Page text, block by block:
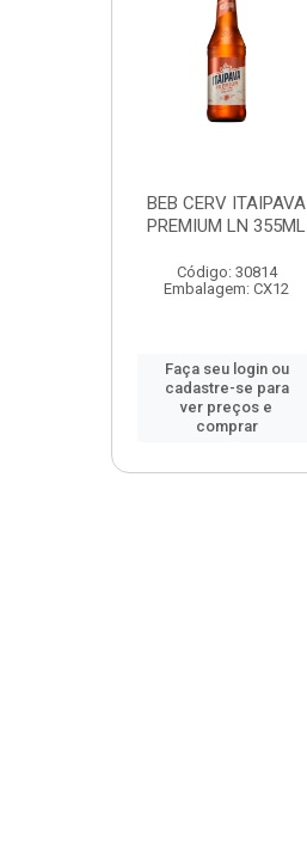
BEB CERV ITAIPAVA
PREMIUM LN 355ML
Código: 30814
Embalagem: CX12
Faça seu login ou
cadastre-se para
ver preços e
comprar